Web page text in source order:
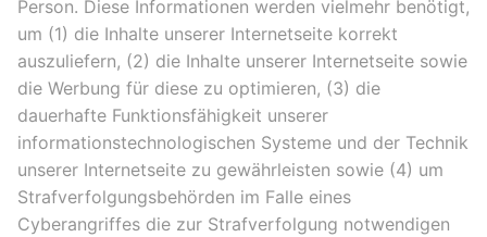
Person. Diese Informationen werden vielmehr benötigt,
um (1) die Inhalte unserer Internetseite korrekt
auszuliefern, (2) die Inhalte unserer Internetseite sowie
die Werbung für diese zu optimieren, (3) die
dauerhafte Funktionsfähigkeit unserer
informationstechnologischen Systeme und der Technik
unserer Internetseite zu gewährleisten sowie (4) um
Strafverfolgungsbehörden im Falle eines
Cyberangriffes die zur Strafverfolgung notwendigen